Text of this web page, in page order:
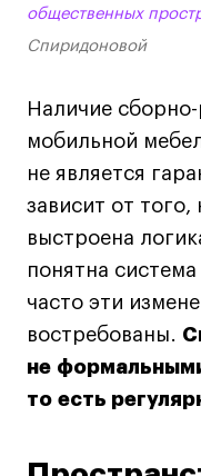
Условия
Стоимость
График учебного
Вопросы и ответы
Карьера
Ассоциация
Центр карьеры
Живые проекты
Конкурсы
Участие в
общественных
Спиридоновой
Наличие
мобильной
не является
зависит от того,
выстроена
понятна
часто эти
востребованы.
не
то есть